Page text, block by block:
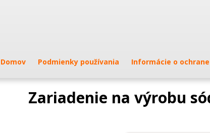
Domov Podmienky používania Informácie o
Zariadenie na výrobu